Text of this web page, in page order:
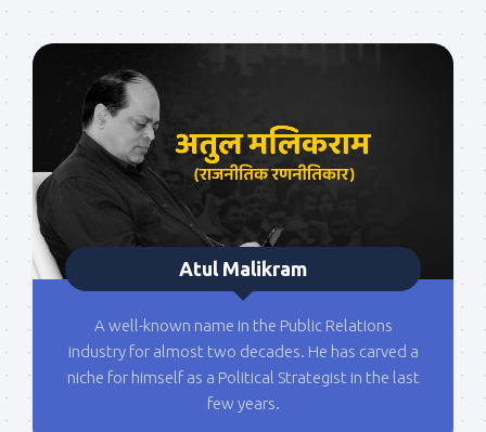
Atul Malikram
A well-known name in the Public Relations
industry for almost two decades. He has carved a
niche for himself as a Political Strategist in the last
few years.